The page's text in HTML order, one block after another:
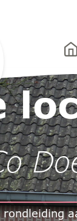
Doesburg
rondleiding